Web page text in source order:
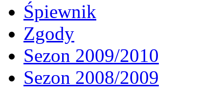
Śpiewnik
Zgody
Sezon 2009/2010
Sezon 2008/2009